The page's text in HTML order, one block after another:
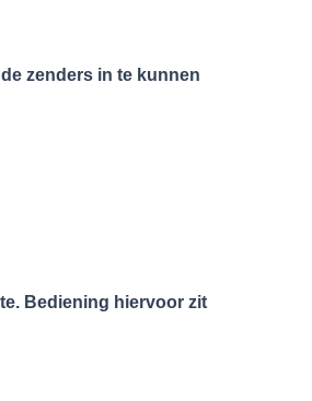
zenders in te kunnen
Bediening hiervoor zit